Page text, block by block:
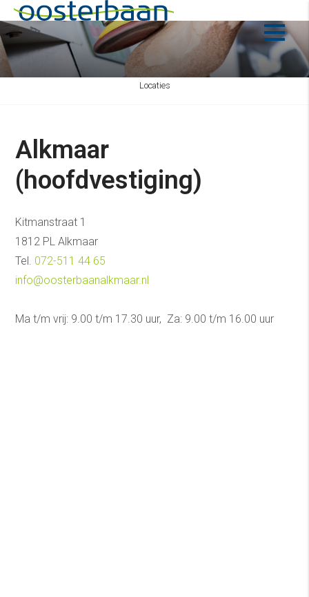
Locaties
Alkmaar
(hoofdvestiging)
Kitmanstraat 1
1812 PL Alkmaar
Tel. 072-511 44 65
info@oosterbaanalkmaar.nl
Ma t/m vrij: 9.00 t/m 17.30 uur, Za: 9.00 t/m 16.00 uur